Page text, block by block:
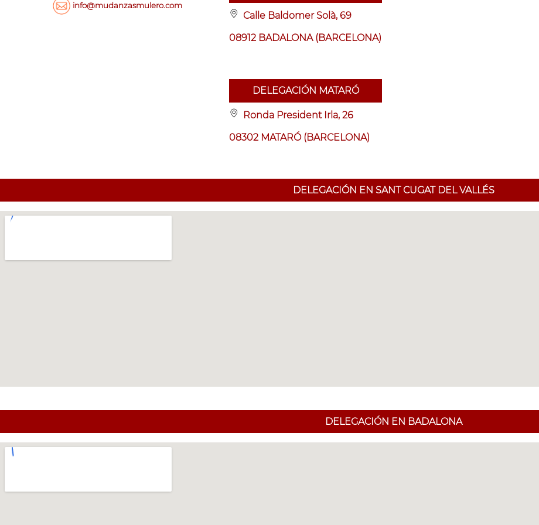
info@mudanzasmulero.com
Calle Baldomer Solà, 69
08912 BADALONA (BARCELONA)
DELEGACIÓN MATARÓ
Ronda President Irla, 26
08302 MATARÓ (BARCELONA)
DELEGACIÓN EN SANT CUGAT DEL VALLÉS
DELEGACIÓN EN BADALONA